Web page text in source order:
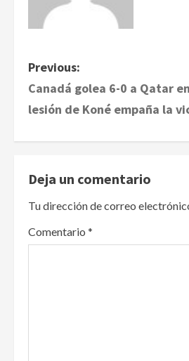
P
o
n
a
v
Previous:
Canadá golea 6-0 a Qatar
lesión de Koné empaña la
Deja un comentario
Tu dirección de correo
Comentario *